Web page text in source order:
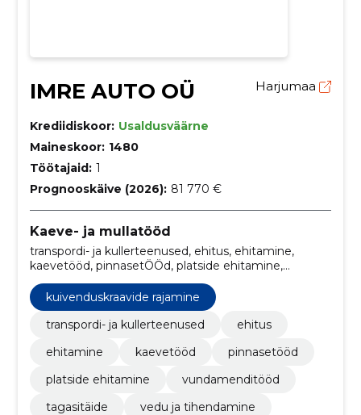
IMRE AUTO OÜ Harjumaa
Krediidiskoor: Usaldusväärne
Maineskoor: 1480
Töötajaid: 1
Prognooskäive (2026): 81 770 €
Kaeve- ja mullatööd
transpordi- ja kullerteenused, ehitus, ehitamine,
kaevetööd, pinnasetÖÖd, platside ehitamine,
vundamenditööd, tagasitäide, vedu ja tihendamine,
vee liitumised
kuivenduskraavide rajamine
transpordi- ja kullerteenused
ehitus
ehitamine
kaevetööd
pinnasetööd
platside ehitamine
vundamenditööd
tagasitäide
vedu ja tihendamine